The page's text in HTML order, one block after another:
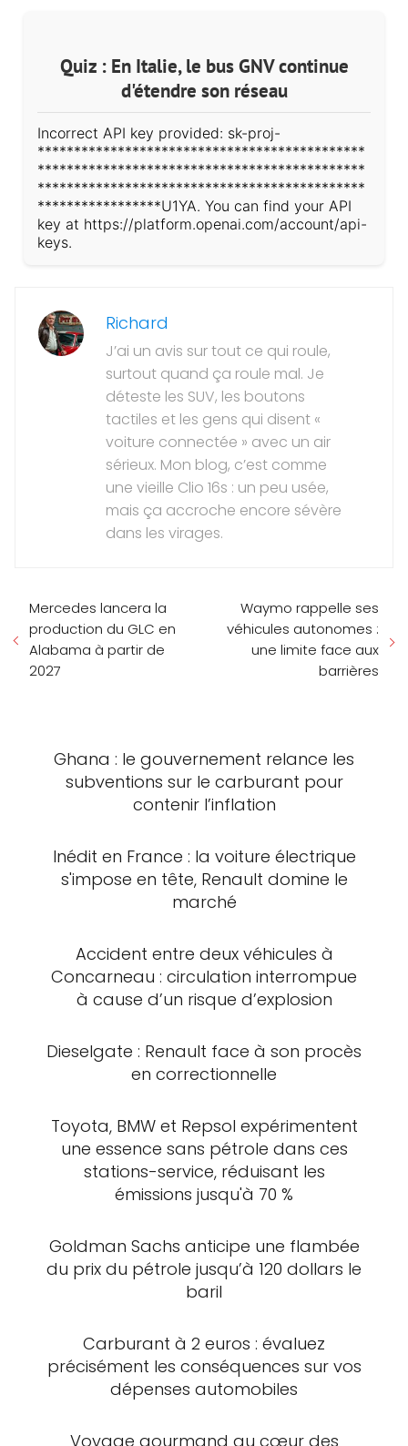
Quiz : En Italie, le bus GNV continue
d'étendre son réseau
Incorrect API key provided: sk-proj-
*********************************************
*********************************************
*********************************************
*****************U1YA. You can find your API
key at https://platform.openai.com/account/api-
keys.
Richard
J’ai un avis sur tout ce qui roule,
surtout quand ça roule mal. Je
déteste les SUV, les boutons
tactiles et les gens qui disent «
voiture connectée » avec un air
sérieux. Mon blog, c’est comme
une vieille Clio 16s : un peu usée,
mais ça accroche encore sévère
dans les virages.
Mercedes lancera la
production du GLC en
Alabama à partir de
2027
Waymo rappelle ses
véhicules autonomes :
une limite face aux
barrières
Ghana : le gouvernement relance les
subventions sur le carburant pour
contenir l’inflation
Inédit en France : la voiture électrique
s'impose en tête, Renault domine le
marché
Accident entre deux véhicules à
Concarneau : circulation interrompue
à cause d’un risque d’explosion
Dieselgate : Renault face à son procès
en correctionnelle
Toyota, BMW et Repsol expérimentent
une essence sans pétrole dans ces
stations-service, réduisant les
émissions jusqu'à 70 %
Goldman Sachs anticipe une flambée
du prix du pétrole jusqu’à 120 dollars le
baril
Carburant à 2 euros : évaluez
précisément les conséquences sur vos
dépenses automobiles
Voyage gourmand au cœur des